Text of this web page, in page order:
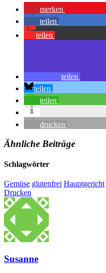
merken
teilen
teilen
teilen
teilen
teilen
drucken
Ähnliche Beiträge
Schlagwörter
Gemüse glutenfrei Hauptgericht
Drucken
Susanne